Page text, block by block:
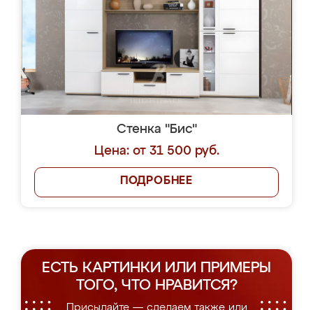
Стенка "Бис"
Цена: от 31 500 руб.
ПОДРОБНЕЕ
ЕСТЬ КАРТИНКИ ИЛИ ПРИМЕРЫ
ТОГО, ЧТО НРАВИТСЯ?
Присылайте — сделаем также или